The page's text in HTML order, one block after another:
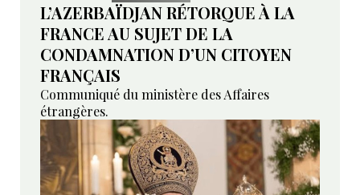
L’AZERBAÏDJAN RÉTORQUE À LA
FRANCE AU SUJET DE LA
CONDAMNATION D’UN CITOYEN
FRANÇAIS
Communiqué du ministère des Affaires
étrangères.